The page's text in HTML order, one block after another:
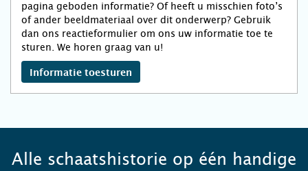
pagina geboden informatie? Of heeft u misschien foto’s
of ander beeldmateriaal over dit onderwerp? Gebruik
dan ons reactieformulier om ons uw informatie toe te
sturen. We horen graag van u!
Informatie toesturen
Alle schaatshistorie op één handige